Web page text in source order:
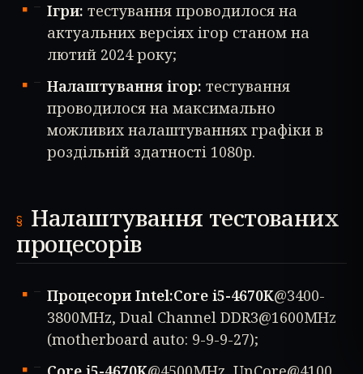
Ігри: тестування проводилося на
актуальних версіях ігор станом на
лютий 2024 року;
Налаштування ігор: тестування
проводилося на максимально
можливих налаштуваннях графіки в
роздільній здатності 1080p.
Налаштування тестованих
процесорів
Процесори Intel:Core i5-4670K@3400-
3800MHz, Dual Channel DDR3@1600MHz
(motherboard auto: 9-9-9-27);